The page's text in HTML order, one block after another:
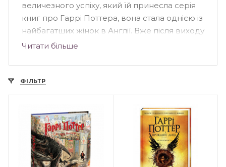
величезного успіху, який їй принесла серія
книг про Гаррі Поттера, вона стала однією із
найбагатших жінок в Англії. Вже після виходу
першої книги, кінокомпанія Warner Bros
письменниці. Окрім культового Гаррі
«Поклик зозулі», «Кар’єра лиходія»,
«Шовкопряд» написаних під псевдонімом
Роберт Гелбрейт, а також роману
«Несподівана вакансія». Джоан Роулінг
значну частину своїх прибутків витрачає на
Читати більше
ФІЛЬТР